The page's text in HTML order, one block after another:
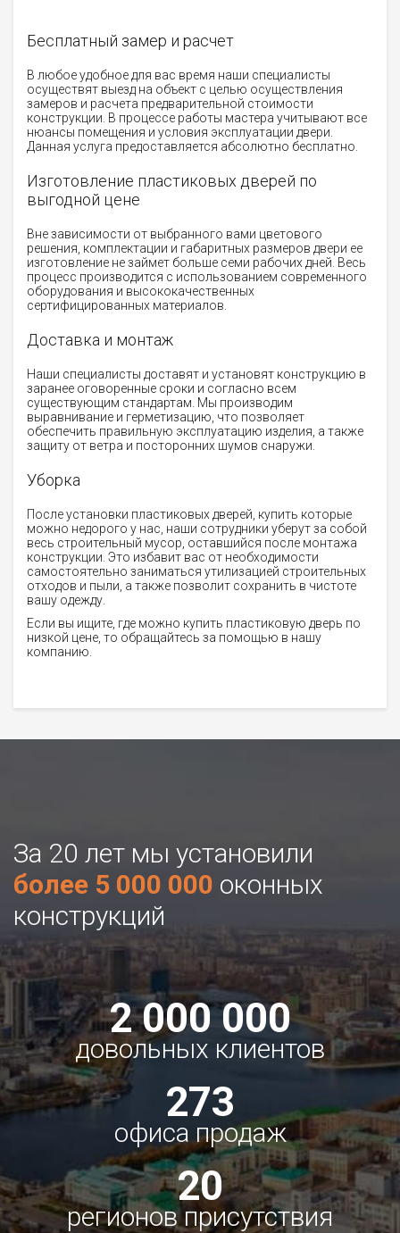
Бесплатный замер и расчет
В любое удобное для вас время наши специалисты
осуществят выезд на объект с целью осуществления
замеров и расчета предварительной стоимости
конструкции. В процессе работы мастера учитывают все
нюансы помещения и условия эксплуатации двери.
Данная услуга предоставляется абсолютно бесплатно.
Изготовление пластиковых дверей по
выгодной цене
Вне зависимости от выбранного вами цветового
решения, комплектации и габаритных размеров двери ее
изготовление не займет больше семи рабочих дней. Весь
процесс производится с использованием современного
оборудования и высококачественных
сертифицированных материалов.
Доставка и монтаж
Наши специалисты доставят и установят конструкцию в
заранее оговоренные сроки и согласно всем
существующим стандартам. Мы производим
выравнивание и герметизацию, что позволяет
обеспечить правильную эксплуатацию изделия, а также
защиту от ветра и посторонних шумов снаружи.
Уборка
После установки пластиковых дверей, купить которые
можно недорого у нас, наши сотрудники уберут за собой
весь строительный мусор, оставшийся после монтажа
конструкции. Это избавит вас от необходимости
самостоятельно заниматься утилизацией строительных
отходов и пыли, а также позволит сохранить в чистоте
вашу одежду.
Если вы ищите, где можно купить пластиковую дверь по
низкой цене, то обращайтесь за помощью в нашу
компанию.
За 20 лет мы установили
более 5 000 000 оконных
конструкций
2 000 000
довольных клиентов
273
офиса продаж
20
регионов присутствия